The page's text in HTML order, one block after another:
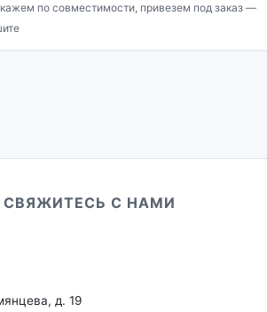
по совместимости, привезем под заказ —
СВЯЖИТЕСЬ С НАМИ
д. 19